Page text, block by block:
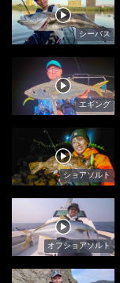
シーバス
エギング
ショアソルト
オフショアソルト